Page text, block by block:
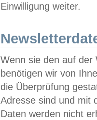
Einwilligung weiter.
Wenn sie den auf der
benötigen wir von
die Überprüfung
Adresse sind und mit
Daten werden nicht